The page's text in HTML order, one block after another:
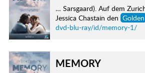
… Sarsgaard). Auf dem
Jessica Chastain den Golden
dvd-blu-ray/id/memory-1/
MEMORY